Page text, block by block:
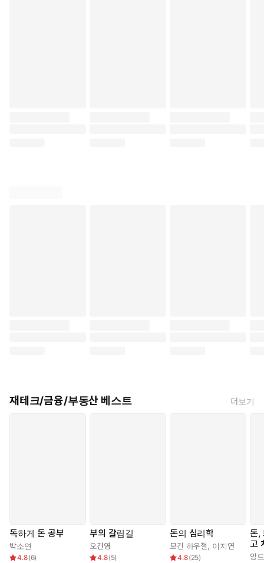
재테크/금융/부동산 베스트 더보기
독하게 돈 공부
박소연
4.8(6)
부의 갈림길
오건영
4.8(5)
돈의 심리학
모건 하우절 이지연
4.8(25)
돈,
고
앙